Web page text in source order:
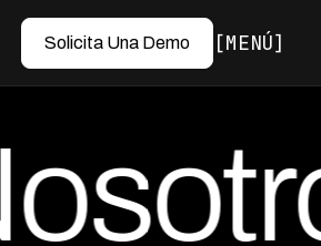
Solicita Una Demo MENÚ